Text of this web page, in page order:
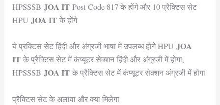
HPSSSBJOA IT Post Code 817 के होंगे और 10 प्रैक्टिस सेट
HPUJOA IT के होंगे
ये प्रक्टिस सेट हिंदी और अंग्रजी भाषा में उपलब्ध होंगे HPUJOA
IT के प्रैक्टिस सेट में कंप्यूटर सेक्शन हिंदी और अंग्रजी में होगा,
HPSSSBJOA IT के प्रैक्टिस सेट में कंप्यूटर सेक्शन अंग्रजी में होगा
प्रैक्टिस सेट के अलावा और क्या मिलेगा